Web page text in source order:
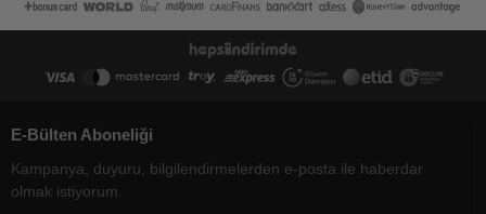
E-Bülten Aboneliği
Kampanya, duyuru, bilgilendirmelerden e-posta ile haberdar
olmak istiyorum.